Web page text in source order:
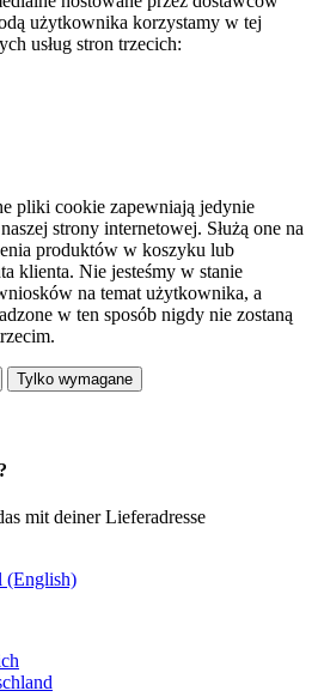
użytkownika korzystamy w tej
usług stron trzecich:
pliki cookie zapewniają jedynie
strony internetowej. Służą one na
produktów w koszyku lub
klienta. Nie jesteśmy w stanie
na temat użytkownika, a
w ten sposób nigdy nie zostaną
Tylko wymagane
mit deiner Lieferadresse
(English)